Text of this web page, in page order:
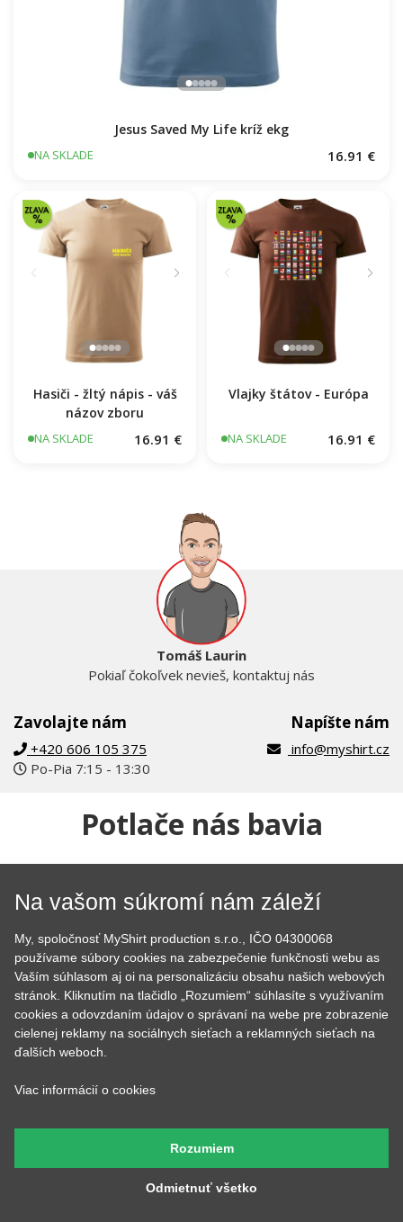
Jesus Saved My Life kríž ekg
NA SKLADE 16.91 €
Hasiči - žltý nápis - váš
názov zboru
NA SKLADE 16.91 €
Vlajky štátov - Európa
NA SKLADE 16.91 €
Zavolajte nám
+420 606 105 375
Po-Pia 7:15 - 13:30
Tomáš Laurin
Pokiaľ čokoľvek nevieš, kontaktuj nás
Napíšte nám
info@myshirt.cz
Potlače nás bavia
tričkami a mikinami. Začali sme doma v kuchyni a dnes je nás
už 7, máme obrie zázemie, hromadu strojov a vďaka tomu
sme neuveriteľne rýchli.
Tom
väčšinu potlačí a grafík
Na vašom súkromí nám záleží
My, spoločnosť MyShirt production s.r.o., IČO 04300068
používame súbory cookies na zabezpečenie funkčnosti webu as
Vaším súhlasom aj oi na personalizáciu obsahu našich webových
stránok. Kliknutím na tlačidlo „Rozumiem“ súhlasíte s využívaním
cookies a odovzdaním údajov o správaní na webe pre zobrazenie
cielenej reklamy na sociálnych sieťach a reklamných sieťach na
ďalších weboch.
Viac informácií o cookies
Odmietnuť všetko
Rozumiem